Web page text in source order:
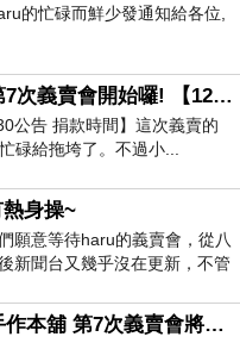
的忙碌而鮮少發通知給各位,
haru手作本舖第7次義賣會開始囉! 【12/03捐款】
公告 捐款時間】這次義賣的
碌給拖垮了。不過小...
身操~
願意等待haru的義賣會，從八
新聞台又幾乎沒在更新，不管
【公告】haru手作本舖 第7次義賣會將在11/23(五)中午舉行